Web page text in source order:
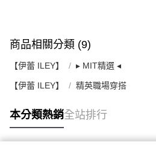
商品相關分類 (9)
【伊蕾 ILEY】 ▸ MIT精選 ◂
【伊蕾 ILEY】 精英職場穿搭
本分類熱銷全站排行